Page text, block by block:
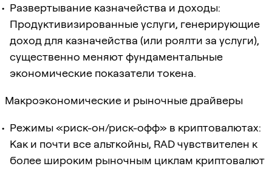
Развертывание казначейства и доходы:
Продуктивизированные услуги, генерирующие
доход для казначейства (или роялти за услуги),
существенно меняют фундаментальные
экономические показатели токена.
Макроэкономические и рыночные драйверы
Режимы «риск-он/риск-офф» в криптовалютах:
Как и почти все альткойны, RAD чувствителен к
более широким рыночным циклам криптовалют